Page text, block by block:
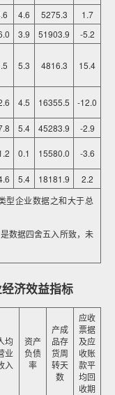
4.6 5275.3
1.7
3.9 51903.9
-5.2
5.3 4816.3 15.4
4.5 16355.5 -12.0
5.4 45283.9
-2.9
0.1 15580.0 -3.6
5.4 18181.9
2.2
型企业数据之和大于总
数据四舍五入所致，未
济效益指标
均
业
入
资产
负债
率
产成
品存
货周
转天
数
应收
票据
及应
收账
款平
均回
收期